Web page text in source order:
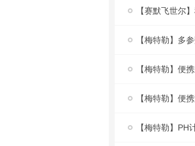
【赛默飞世尔
【梅特勒】多
【梅特勒】便
【梅特勒】便
【梅特勒】PH